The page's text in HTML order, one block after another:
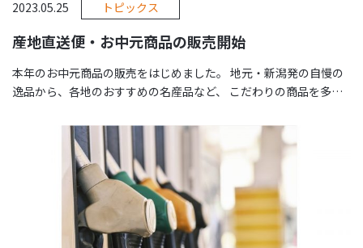
2023.05.25 トピックス
産地直送便・お中元商品の販売開始
本年のお中元商品の販売をはじめました。 地元・新潟発の自慢の
逸品から、各地のおすすめの名産品など、 こだわりの商品を多数